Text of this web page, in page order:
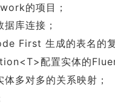
的项目；
库连接；
First 生成的表名的复
配置实体的
多对多的关系映射；